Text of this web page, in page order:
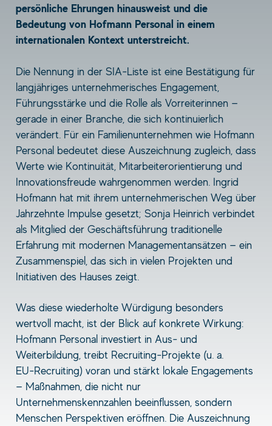
persönliche Ehrungen hinausweist und die
Bedeutung von Hofmann Personal in einem
internationalen Kontext unterstreicht.
Die Nennung in der SIA‑Liste ist eine Bestätigung für
langjähriges unternehmerisches Engagement,
Führungsstärke und die Rolle als Vorreiterinnen —
gerade in einer Branche, die sich kontinuierlich
verändert. Für ein Familienunternehmen wie Hofmann
Personal bedeutet diese Auszeichnung zugleich, dass
Werte wie Kontinuität, Mitarbeiterorientierung und
Innovationsfreude wahrgenommen werden. Ingrid
Hofmann hat mit ihrem unternehmerischen Weg über
Jahrzehnte Impulse gesetzt; Sonja Heinrich verbindet
als Mitglied der Geschäftsführung traditionelle
Erfahrung mit modernen Managementansätzen — ein
Zusammenspiel, das sich in vielen Projekten und
Initiativen des Hauses zeigt.
Was diese wiederholte Würdigung besonders
wertvoll macht, ist der Blick auf konkrete Wirkung:
Hofmann Personal investiert in Aus‑ und
Weiterbildung, treibt Recruiting‑Projekte (u. a.
EU‑Recruiting) voran und stärkt lokale Engagements
— Maßnahmen, die nicht nur
Unternehmenskennzahlen beeinflussen, sondern
Menschen Perspektiven eröffnen. Die Auszeichnung